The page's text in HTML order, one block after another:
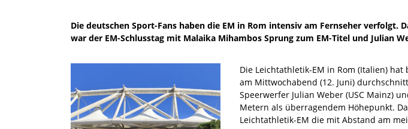
Die deutschen Sport-Fans haben die EM in Rom intensiv am Fernseher verfolgt.
war der EM-Schlusstag mit Malaika Mihambos Sprung zum EM-Titel und Julian
Die Leichtathletik-EM in Rom (Italien)
am Mittwochabend (12. Juni)
Speerwerfer Julian Weber (USC Mainz)
Metern als überragendem Höhepunkt.
Leichtathletik-EM die mit Abstand am